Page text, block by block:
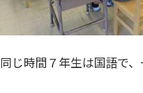
同じ時間７年生は国語で